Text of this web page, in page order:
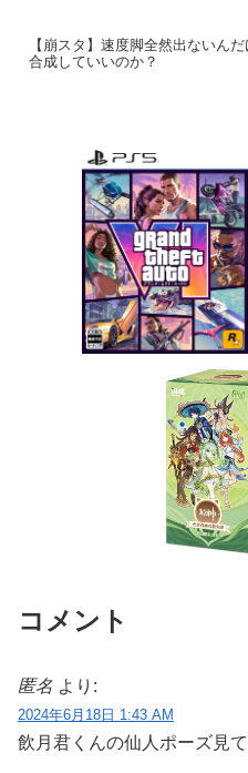
【崩スタ】速度脚全然出ないんだ
合成していいのか？
コメント
匿名 より:
2024年6月18日 1:43 AM
飲月君くんの仙人ポーズ見